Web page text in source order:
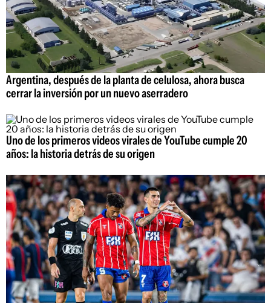
Argentina, después de la planta de celulosa, ahora busca
cerrar la inversión por un nuevo aserradero
Uno de los primeros videos virales de YouTube cumple 20
años: la historia detrás de su origen